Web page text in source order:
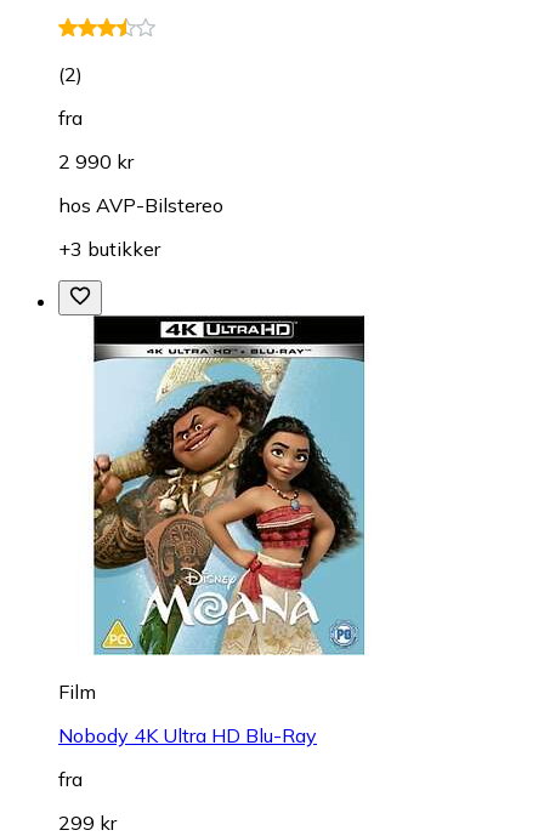
(2)
fra
2 990 kr
hos AVP-Bilstereo
+3 butikker
Film
Nobody 4K Ultra HD Blu-Ray
fra
299 kr